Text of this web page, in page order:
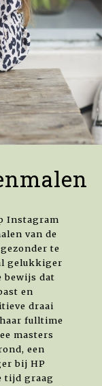
Instagram
van de
te
gelukkiger
bewijs dat
en
draai
fulltime
masters
een
bij HP
tijd graag